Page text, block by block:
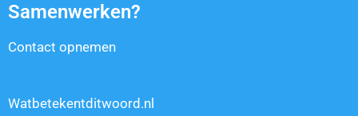
Samenwerken?
Contact opnemen
Watbetekentditwoord.nl